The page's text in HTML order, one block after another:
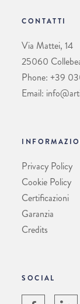
CONTATTI
Via Mattei, 14
25060
Phone: +39
Email:
Privacy Policy
Cookie Policy
Certificazioni
Garanzia
Credits
SOCIAL